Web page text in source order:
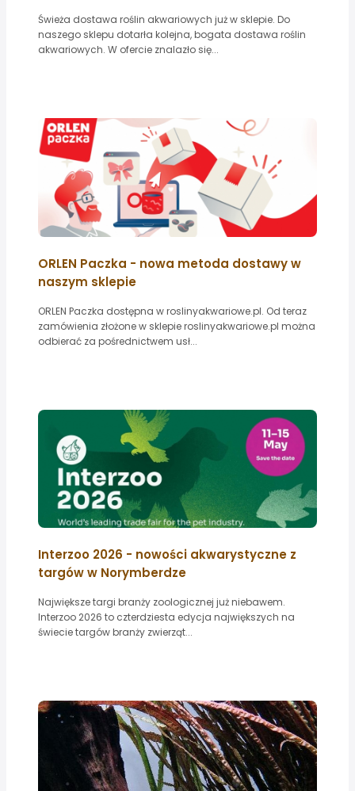
Świeża dostawa roślin akwariowych już w sklepie. Do
naszego sklepu dotarła kolejna, bogata dostawa roślin
akwariowych. W ofercie znalazło się...
ORLEN Paczka - nowa metoda dostawy w
naszym sklepie
ORLEN Paczka dostępna w roslinyakwariowe.pl. Od teraz
zamówienia złożone w sklepie roslinyakwariowe.pl można
odbierać za pośrednictwem usł...
Interzoo 2026 - nowości akwarystyczne z
targów w Norymberdze
Największe targi branży zoologicznej już niebawem.
Interzoo 2026 to czterdziesta edycja największych na
świecie targów branży zwierząt...